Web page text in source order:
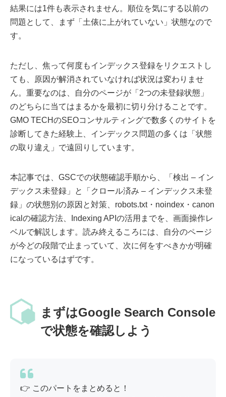
結果には1件も表示されません。順位を気にする以前の
問題として、まず「土俵に上がれていない」状態なので
す。
ただし、焦って何度もインデックス登録をリクエストし
ても、原因が解消されていなければ状況は変わりませ
ん。重要なのは、自分のページが「2つの未登録状態」
のどちらに当てはまるかを最初に切り分けることです。
GMO TECHのSEOコンサルティングで数多くのサイトを
診断してきた経験上、インデックス問題の多くは「状態
の取り違え」で遠回りしています。
本記事では、GSCでの状態確認手順から、「検出 – イン
デックス未登録」と「クロール済み – インデックス未登
録」の状態別の原因と対策、robots.txt・noindex・canon
icalの確認方法、Indexing APIの活用までを、画面操作レ
ベルで解説します。読み終えるころには、自分のページ
が今どの段階で止まっていて、次に何をすべきかが明確
になっているはずです。
まずはGoogle Search Console
で状態を確認しよう
👉 このパートをまとめると！